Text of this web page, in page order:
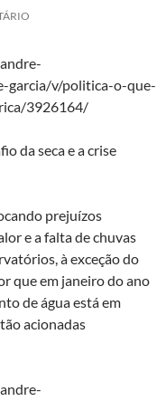
garcia/v/politica-o-que-
3926164/
da seca e a crise
prejuízos
e a falta de chuvas
à exceção do
que em janeiro do ano
de água está em
acionadas